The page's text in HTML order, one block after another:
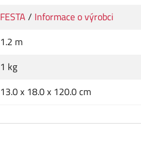
FESTA / Informace o výrobci
1.2 m
1 kg
13.0 x 18.0 x 120.0 cm